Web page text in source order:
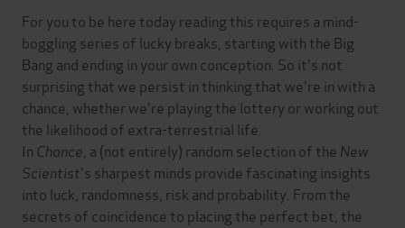
For you to be here today reading this requires a mind-
boggling series of lucky breaks, starting with the Big
Bang and ending in your own conception. So it's not
surprising that we persist in thinking that we're in with a
chance, whether we're playing the lottery or working out
the likelihood of extra-terrestrial life.
In Chance , a (not entirely) random selection of the New
Scientist's sharpest minds provide fascinating insights
into luck, randomness, risk and probability. From the
secrets of coincidence to placing the perfect bet, the